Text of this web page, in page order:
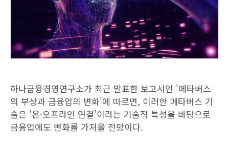
하나금융경영연구소가 최근 발표한 보고서인 '메타버스
의 부상과 금융업의 변화'에 따르면, 이러한 메타버스 기
술은 '온·오프라인 연결'이라는 기술적 특성을 바탕으로
금융업에도 변화를 가져올 전망이다.